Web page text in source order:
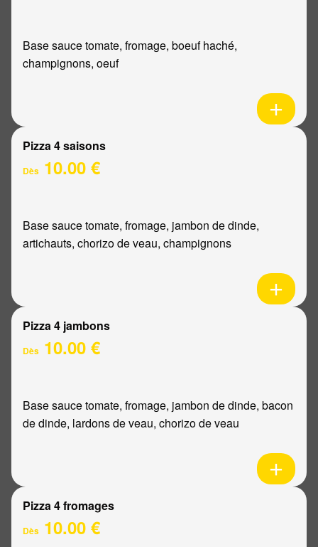
Base sauce tomate, fromage, boeuf haché,
champignons, oeuf
Pizza 4 saisons
Dès 10.00 €
Base sauce tomate, fromage, jambon de dinde,
artichauts, chorizo de veau, champignons
Pizza 4 jambons
Dès 10.00 €
Base sauce tomate, fromage, jambon de dinde, bacon
de dinde, lardons de veau, chorizo de veau
Pizza 4 fromages
Dès 10.00 €